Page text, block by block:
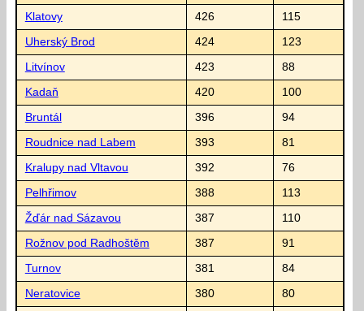
Klatovy 426 115
Uherský Brod 424 123
Litvínov 423 88
Kadaň 420 100
Bruntál 396 94
Roudnice nad Labem 393 81
Kralupy nad Vltavou 392 76
Pelhřimov 388 113
Žďár nad Sázavou 387 110
Rožnov pod Radhoštěm 387 91
Turnov 381 84
Neratovice 380 80